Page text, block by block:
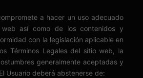
a hacer un uso adecuado
así como de los contenidos y
con la legislación aplicable en
Términos Legales del sitio web, la
generalmente aceptadas y
Usuario deberá abstenerse de: